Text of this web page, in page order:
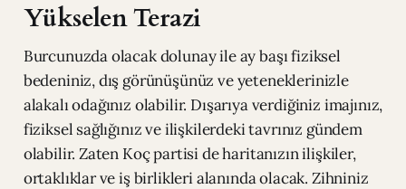
Yükselen Terazi
Burcunuzda olacak dolunay ile ay başı fiziksel
bedeniniz, dış görünüşünüz ve yeteneklerinizle
alakalı odağınız olabilir. Dışarıya verdiğiniz imajınız,
fiziksel sağlığınız ve ilişkilerdeki tavrınız gündem
olabilir. Zaten Koç partisi de haritanızın ilişkiler,
ortaklıklar ve iş birlikleri alanında olacak. Zihniniz